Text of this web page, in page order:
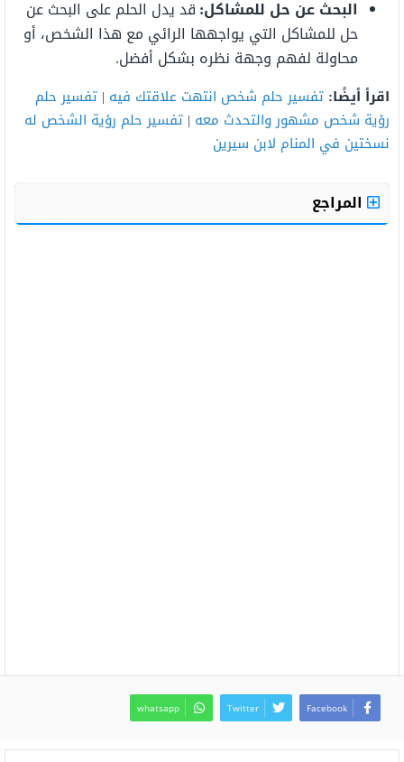
البحث عن حل للمشاكل:قد يدل الحلم على البحث عن
حل للمشاكل التي يواجهها الرائي مع هذا الشخص، أو
محاولة لفهم وجهة نظره بشكل أفضل.
اقرأ أيضًا: تفسير حلم شخص انتهت علاقتك فيه | تفسير حلم
رؤية شخص مشهور والتحدث معه | تفسير حلم رؤية الشخص له
نسختين في المنام لابن سيرين
المراجع
Facebook
Twitter
whatsapp